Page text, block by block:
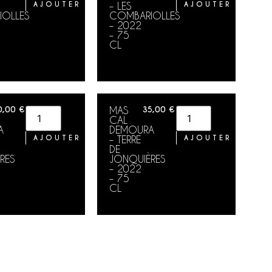
AJOUTER AU PANIER
– LES
COMBARIOLLES
– 2022
– 75
CL
AJOUTER AU
€
AJOUTER AU PANIER
MAS
CAL
DEMOURA
– TERRE
DE
JONQUIÈRES
– 2022
– 75
CL
35,00€
AJOUTER AU